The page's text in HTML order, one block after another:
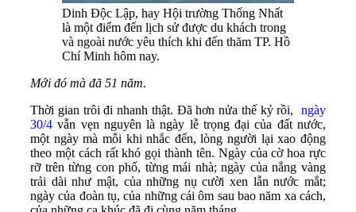
Dinh Độc Lập, hay Hội trường Thống Nhất
là một điểm đến lịch sử được du khách trong
và ngoài nước yêu thích khi đến thăm TP. Hồ
Chí Minh hôm nay.
Mới đó mà đã 51 năm.
Thời gian trôi đi nhanh thật. Đã hơn nửa thế kỷ rồi, ngày
30/4vẫn vẹn nguyên là ngày lễ trọng đại của đất nước,
một ngày mà mỗi khi nhắc đến, lòng người lại xao động
theo một cách rất khó gọi thành tên. Ngày của cờ hoa rực
rỡ trên từng con phố, từng mái nhà; ngày của nắng vàng
trải dài như mật, của những nụ cười xen lẫn nước mắt;
ngày của đoàn tụ, của những cái ôm sau bao năm xa cách,